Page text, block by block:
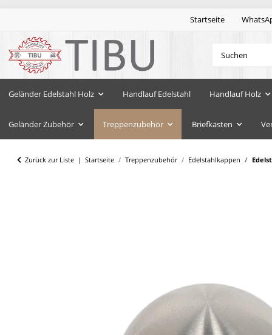
Startseite
Geländer Edelstahl Holz Handlauf Edelstahl Handlauf Holz
Geländer Zubehör Treppenzubehör Briefkästen
Zurück zur Liste Startseite Treppenzubehör Edelstahlkappen